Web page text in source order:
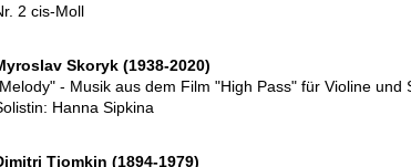
2 cis-Moll
Skoryk (1938-2020)
- Musik aus dem Film "High Pass" für Violine und
Hanna Sipkina
Tiomkin (1894-1979)